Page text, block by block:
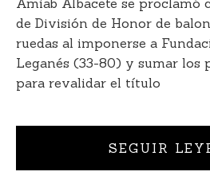
Amiab Albacete se proclamó
de División de Honor de
ruedas al imponerse a
Leganés (33-80) y sumar los
para revalidar el título
SEGUIR